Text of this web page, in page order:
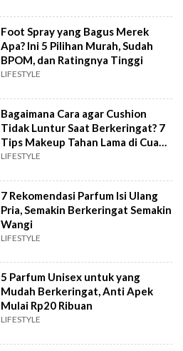
Foot Spray yang Bagus Merek
Apa? Ini 5 Pilihan Murah, Sudah
BPOM, dan Ratingnya Tinggi
LIFESTYLE
Bagaimana Cara agar Cushion
Tidak Luntur Saat Berkeringat? 7
Tips Makeup Tahan Lama di Cuaca
Panas
LIFESTYLE
7 Rekomendasi Parfum Isi Ulang
Pria, Semakin Berkeringat Semakin
Wangi
LIFESTYLE
5 Parfum Unisex untuk yang
Mudah Berkeringat, Anti Apek
Mulai Rp20 Ribuan
LIFESTYLE